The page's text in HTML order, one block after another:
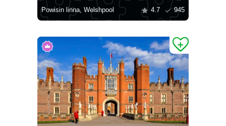
Powisin linna, Welshpool 4.7 945